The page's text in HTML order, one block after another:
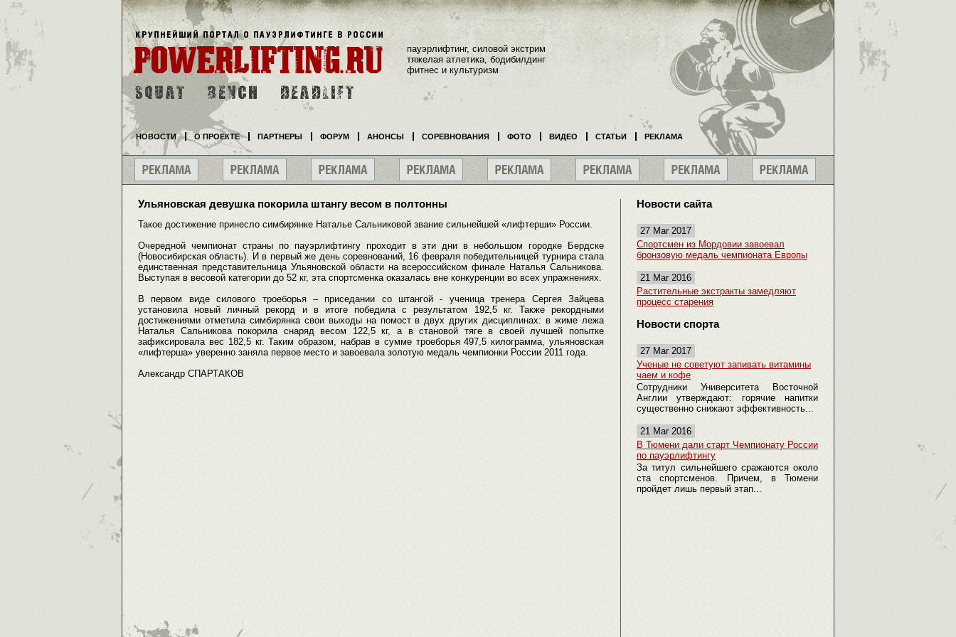
Ульяновская девушка покорила штангу весом в полтонны
Такое достижение принесло симбирянке Наталье Сальниковой звание сильнейшей «лифтерши» России.
Очередной чемпионат страны по пауэрлифтингу проходит в эти дни в небольшом городке Бердске
(Новосибирская область). И в первый же день соревнований, 16 февраля победительницей турнира стала
единственная представительница Ульяновской области на всероссийском финале Наталья Сальникова.
Выступая в весовой категории до 52 кг, эта спортсменка оказалась вне конкуренции во всех упражнениях.
В первом виде силового троеборья – приседании со штангой - ученица тренера Сергея Зайцева
установила новый личный рекорд и в итоге победила с результатом 192,5 кг. Также рекордными
достижениями отметила симбирянка свои выходы на помост в двух других дисциплинах: в жиме лежа
Наталья Сальникова покорила снаряд весом 122,5 кг, а в становой тяге в своей лучшей попытке
зафиксировала вес 182,5 кг. Таким образом, набрав в сумме троеборья 497,5 килограмма, ульяновская
«лифтерша» уверенно заняла первое место и завоевала золотую медаль чемпионки России 2011 года.
Александр СПАРТАКОВ
Новости сайта
27 Mar 2017
Спортсмен из Мордовии завоевал
бронзовую медаль чемпионата Европы
21 Mar 2016
Растительные экстракты замедляют
процесс старения
Новости спорта
27 Mar 2017
Ученые не советуют запивать витамины
чаем и кофе
Сотрудники Университета Восточной
Англии утверждают: горячие напитки
существенно снижают эффективность...
21 Mar 2016
В Тюмени дали старт Чемпионату России
по пауэрлифтингу
За титул сильнейшего сражаются около
ста спортсменов. Причем, в Тюмени
пройдет лишь первый этап...
пауэрлифтинг, силовой экстрим
тяжелая атлетика, бодибилдинг
фитнес и культуризм
НОВОСТИ О ПРОЕКТЕ ПАРТНЕРЫ ФОРУМ АНОНСЫ СОРЕВНОВАНИЯ ФОТО ВИДЕО СТАТЬИ РЕКЛАМА